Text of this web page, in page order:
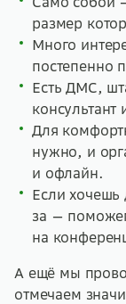
размер
Много
постепенно
Есть ДМС,
Для
нужно, и
и офлайн.
Если
за —
на
А ещё мы
отмечаем